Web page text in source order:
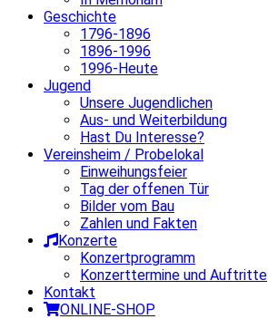
Geschichte
1796-1896
1896-1996
1996-Heute
Jugend
Unsere Jugendlichen
Aus- und Weiterbildung
Hast Du Interesse?
Vereinsheim / Probelokal
Einweihungsfeier
Tag der offenen Tür
Bilder vom Bau
Zahlen und Fakten
Konzerte
Konzertprogramm
Konzerttermine und Auftritte
Kontakt
ONLINE-SHOP